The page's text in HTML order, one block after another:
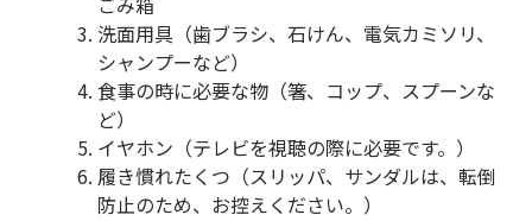
洗面用具（歯ブラシ、石けん、電気カミソリ、
シャンプーなど）
食事の時に必要な物（箸、コップ、スプーンな
ど）
イヤホン（テレビを視聴の際に必要です。）
履き慣れたくつ（スリッパ、サンダルは、転倒
防止のため、お控えください。）